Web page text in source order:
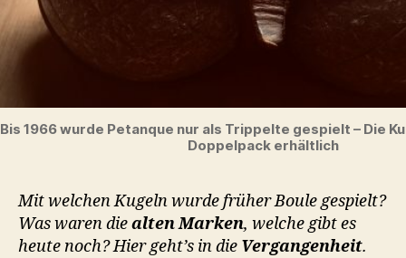
Bis 1966 wurde Petanque nur als Trippelte gespielt – Die
Doppelpack erhältlich
Mit welchen Kugeln wurde früher Boule gespielt?
Was waren diealten Marken, welche gibt es
heute noch? Hier geht’s in die Vergangenheit.